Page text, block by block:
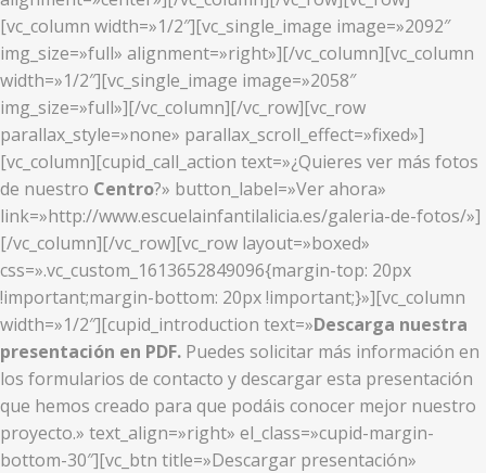
[vc_column width=»1/2″][vc_single_image image=»2092″
img_size=»full» alignment=»right»][/vc_column][vc_column
width=»1/2″][vc_single_image image=»2058″
img_size=»full»][/vc_column][/vc_row][vc_row
parallax_style=»none» parallax_scroll_effect=»fixed»]
[vc_column][cupid_call_action text=»¿Quieres ver más fotos
de nuestro Centro?» button_label=»Ver ahora»
link=»http://www.escuelainfantilalicia.es/galeria-de-fotos/»]
[/vc_column][/vc_row][vc_row layout=»boxed»
css=».vc_custom_1613652849096{margin-top: 20px
!important;margin-bottom: 20px !important;}»][vc_column
width=»1/2″][cupid_introduction text=»Descarga nuestra
presentación en PDF. Puedes solicitar más información en
los formularios de contacto y descargar esta presentación
que hemos creado para que podáis conocer mejor nuestro
proyecto.» text_align=»right» el_class=»cupid-margin-
bottom-30″][vc_btn title=»Descargar presentación»